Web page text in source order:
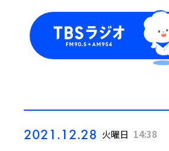
2021.12.28 火曜日 14:38